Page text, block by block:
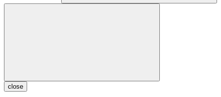
close